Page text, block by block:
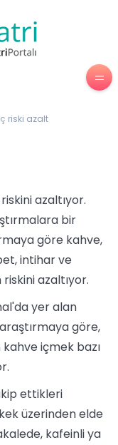
riski azalt
azaltıyor.
bir
göre kahve,
intihar ve
azaltıyor.
yer alan
göre,
içmek bazı
ettikleri
üzerinden elde
kafeinli ya